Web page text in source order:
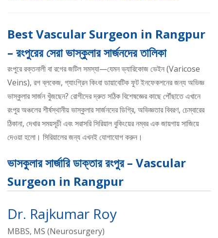
Best Vascular Surgeon in Rangpur
– রংপুরের সেরা ভাস্কুলার সার্জনদের তালিকা
রংপুরে রক্তনালী বা রগের জটিল সমস্যা—যেমন ভ্যারিকোজ ভেইন (Varicose
Veins), রগ ব্লকেজ, গ্যাংগ্রিন কিংবা ডায়াবেটিক ফুট ইনফেকশনের জন্য অভিজ্ঞ
ভাস্কুলার সার্জন খুঁজছেন? রোগীদের দ্রুত সঠিক বিশেষজ্ঞের কাছে পৌঁছাতে এখানে
রংপুর অঞ্চলের শীর্ষস্থানীয় ভাস্কুলার সার্জনদের ডিগ্রি, অভিজ্ঞতার বিবরণ, চেম্বারের
ঠিকানা, দেখার সময়সূচী এবং সরাসরি সিরিয়াল বুকিংয়ের নম্বর এক জায়গায় সাজিয়ে
দেওয়া হলো। সিরিয়ালের জন্য এখনই যোগাযোগ করুন।
ভাসকুলার সার্জারি ডাক্তার রংপুর – Vascular
Surgeon in Rangpur
Dr. Rajkumar Roy
MBBS, MS (Neurosurgery)